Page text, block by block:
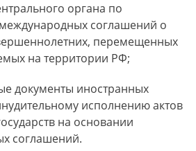
органа по
соглашений о
перемещенных
на территории РФ;
документы иностранных
исполнению актов
на основании
соглашений.